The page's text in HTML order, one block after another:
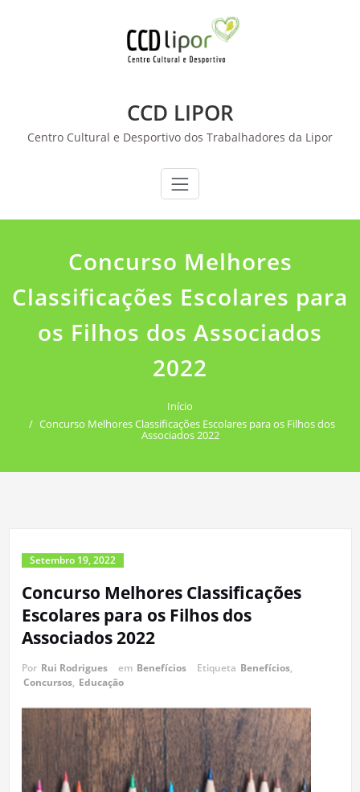
CCD LIPOR
Centro Cultural e Desportivo dos Trabalhadores da Lipor
Concurso Melhores
Classificações Escolares para
os Filhos dos Associados
2022
Início
Concurso Melhores Classificações Escolares para os Filhos dos
Associados 2022
Setembro 19, 2022
Concurso Melhores Classificações
Escolares para os Filhos dos
Associados 2022
Por Rui Rodrigues em Benefícios Etiqueta Benefícios,
Concursos, Educação